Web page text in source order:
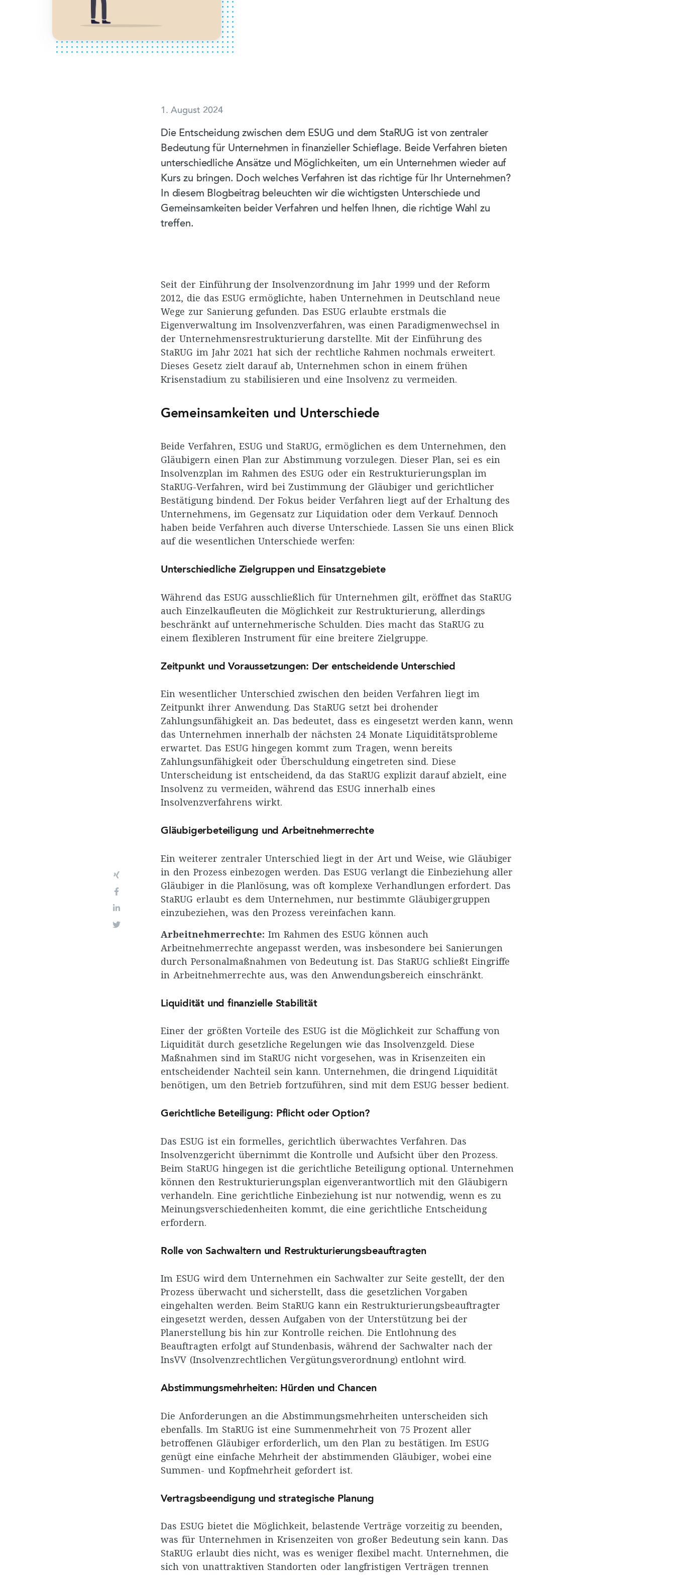
1. August 2024
Die Entscheidung zwischen dem ESUG und dem StaRUG ist von zentraler
Bedeutung für Unternehmen in finanzieller Schieflage. Beide Verfahren bieten
unterschiedliche Ansätze und Möglichkeiten, um ein Unternehmen wieder auf
Kurs zu bringen. Doch welches Verfahren ist das richtige für Ihr Unternehmen?
In diesem Blogbeitrag beleuchten wir die wichtigsten Unterschiede und
Gemeinsamkeiten beider Verfahren und helfen Ihnen, die richtige Wahl zu
treffen.
Seit der Einführung der Insolvenzordnung im Jahr 1999 und der Reform
2012, die das ESUG ermöglichte, haben Unternehmen in Deutschland neue
Wege zur Sanierung gefunden. Das ESUG erlaubte erstmals die
Eigenverwaltung im Insolvenzverfahren, was einen Paradigmenwechsel in
der Unternehmensrestrukturierung darstellte. Mit der Einführung des
StaRUG im Jahr 2021 hat sich der rechtliche Rahmen nochmals erweitert.
Dieses Gesetz zielt darauf ab, Unternehmen schon in einem frühen
Krisenstadium zu stabilisieren und eine Insolvenz zu vermeiden.
Gemeinsamkeiten und Unterschiede
Beide Verfahren, ESUG und StaRUG, ermöglichen es dem Unternehmen, den
Gläubigern einen Plan zur Abstimmung vorzulegen. Dieser Plan, sei es ein
Insolvenzplan im Rahmen des ESUG oder ein Restrukturierungsplan im
StaRUG-Verfahren, wird bei Zustimmung der Gläubiger und gerichtlicher
Bestätigung bindend. Der Fokus beider Verfahren liegt auf der Erhaltung des
Unternehmens, im Gegensatz zur Liquidation oder dem Verkauf. Dennoch
haben beide Verfahren auch diverse Unterschiede. Lassen Sie uns einen Blick
auf die wesentlichen Unterschiede werfen:
Unterschiedliche Zielgruppen und Einsatzgebiete
Während das ESUG ausschließlich für Unternehmen gilt, eröffnet das StaRUG
auch Einzelkaufleuten die Möglichkeit zur Restrukturierung, allerdings
beschränkt auf unternehmerische Schulden. Dies macht das StaRUG zu
einem flexibleren Instrument für eine breitere Zielgruppe.
Zeitpunkt und Voraussetzungen: Der entscheidende Unterschied
Ein wesentlicher Unterschied zwischen den beiden Verfahren liegt im
Zeitpunkt ihrer Anwendung. Das StaRUG setzt bei drohender
Zahlungsunfähigkeit an. Das bedeutet, dass es eingesetzt werden kann, wenn
das Unternehmen innerhalb der nächsten 24 Monate Liquiditätsprobleme
erwartet. Das ESUG hingegen kommt zum Tragen, wenn bereits
Zahlungsunfähigkeit oder Überschuldung eingetreten sind. Diese
Unterscheidung ist entscheidend, da das StaRUG explizit darauf abzielt, eine
Insolvenz zu vermeiden, während das ESUG innerhalb eines
Insolvenzverfahrens wirkt.
Gläubigerbeteiligung und Arbeitnehmerrechte
Ein weiterer zentraler Unterschied liegt in der Art und Weise, wie Gläubiger
in den Prozess einbezogen werden. Das ESUG verlangt die Einbeziehung aller
Gläubiger in die Planlösung, was oft komplexe Verhandlungen erfordert. Das
StaRUG erlaubt es dem Unternehmen, nur bestimmte Gläubigergruppen
einzubeziehen, was den Prozess vereinfachen kann.
Arbeitnehmerrechte: Im Rahmen des ESUG können auch
Arbeitnehmerrechte angepasst werden, was insbesondere bei Sanierungen
durch Personalmaßnahmen von Bedeutung ist. Das StaRUG schließt Eingriffe
in Arbeitnehmerrechte aus, was den Anwendungsbereich einschränkt.
Liquidität und finanzielle Stabilität
Einer der größten Vorteile des ESUG ist die Möglichkeit zur Schaffung von
Liquidität durch gesetzliche Regelungen wie das Insolvenzgeld. Diese
Maßnahmen sind im StaRUG nicht vorgesehen, was in Krisenzeiten ein
entscheidender Nachteil sein kann. Unternehmen, die dringend Liquidität
benötigen, um den Betrieb fortzuführen, sind mit dem ESUG besser bedient.
Gerichtliche Beteiligung: Pflicht oder Option?
Das ESUG ist ein formelles, gerichtlich überwachtes Verfahren. Das
Insolvenzgericht übernimmt die Kontrolle und Aufsicht über den Prozess.
Beim StaRUG hingegen ist die gerichtliche Beteiligung optional. Unternehmen
können den Restrukturierungsplan eigenverantwortlich mit den Gläubigern
verhandeln. Eine gerichtliche Einbeziehung ist nur notwendig, wenn es zu
Meinungsverschiedenheiten kommt, die eine gerichtliche Entscheidung
erfordern.
Rolle von Sachwaltern und Restrukturierungsbeauftragten
Im ESUG wird dem Unternehmen ein Sachwalter zur Seite gestellt, der den
Prozess überwacht und sicherstellt, dass die gesetzlichen Vorgaben
eingehalten werden. Beim StaRUG kann ein Restrukturierungsbeauftragter
eingesetzt werden, dessen Aufgaben von der Unterstützung bei der
Planerstellung bis hin zur Kontrolle reichen. Die Entlohnung des
Beauftragten erfolgt auf Stundenbasis, während der Sachwalter nach der
InsVV (Insolvenzrechtlichen Vergütungsverordnung) entlohnt wird.
Abstimmungsmehrheiten: Hürden und Chancen
Die Anforderungen an die Abstimmungsmehrheiten unterscheiden sich
ebenfalls. Im StaRUG ist eine Summenmehrheit von 75 Prozent aller
betroffenen Gläubiger erforderlich, um den Plan zu bestätigen. Im ESUG
genügt eine einfache Mehrheit der abstimmenden Gläubiger, wobei eine
Summen- und Kopfmehrheit gefordert ist.
Vertragsbeendigung und strategische Planung
Das ESUG bietet die Möglichkeit, belastende Verträge vorzeitig zu beenden,
was für Unternehmen in Krisenzeiten von großer Bedeutung sein kann. Das
StaRUG erlaubt dies nicht, was es weniger flexibel macht. Unternehmen, die
sich von unattraktiven Standorten oder langfristigen Verträgen trennen
Xing
LinkedIn
Twitter